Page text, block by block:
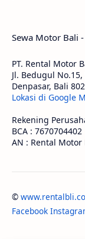
Sewa Motor Bali
PT. Rental Motor
Jl. Bedugul
Denpasar, Bali
Lokasi di Google
Rekening
BCA : 7670704402
AN : Rental Motor
©
Facebook